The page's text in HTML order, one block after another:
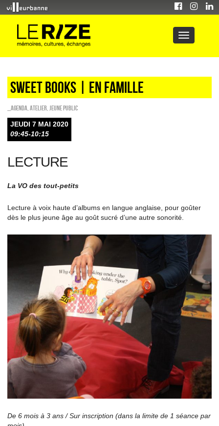
Sweet Books | en famille
_Agenda Atelier Jeune public
JEUDI 7 MAI 2020
09:45-10:15
LECTURE
La VO des tout-petits
Lecture à voix haute d’albums en langue anglaise, pour goûter
dès le plus jeune âge au goût sucré d’une autre sonorité.
De 6 mois à 3 ans / Sur inscription (dans la limite de 1 séance par